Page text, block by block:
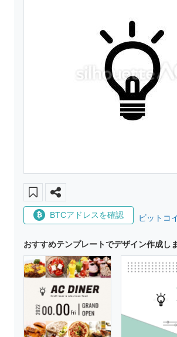
BTCアドレスを確認 ビットコ
おすすめテンプレートでデザイン作成し